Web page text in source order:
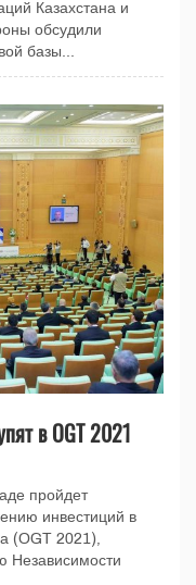
Казахстана и
обсудили
базы...
в OGT 2021
пройдет
инвестиций в
(OGT 2021),
Независимости